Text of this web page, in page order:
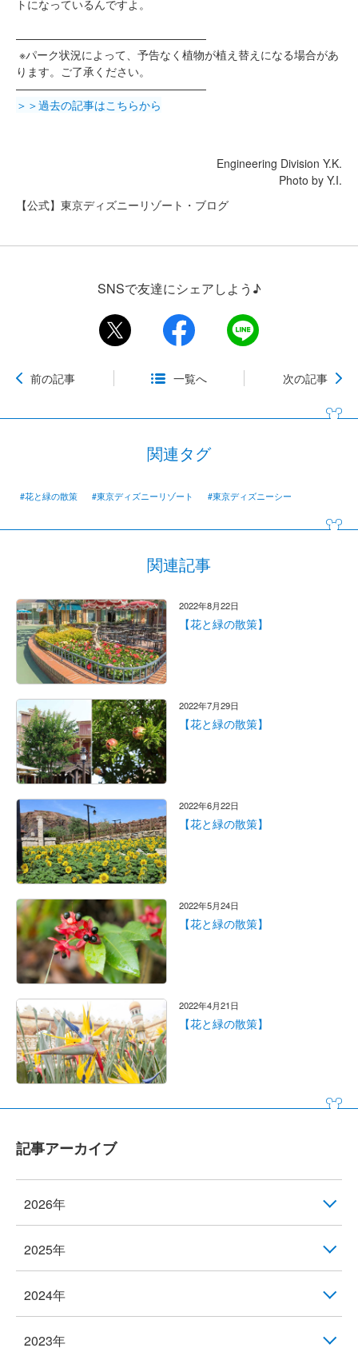
トになっているんですよ。
—————————————————
※パーク状況によって、予告なく植物が植え替えになる場合があ
ります。ご了承ください。
—————————————————
＞＞過去の記事はこちらから
Engineering Division Y.K.
Photo by Y.I.
【公式】東京ディズニーリゾート・ブログ
SNSで友達にシェアしよう♪
前の記事 一覧へ 次の記事
関連タグ
#花と緑の散策 #東京ディズニーリゾート #東京ディズニーシー
関連記事
2022年8月22日
【花と緑の散策】
2022年7月29日
【花と緑の散策】
2022年6月22日
【花と緑の散策】
2022年5月24日
【花と緑の散策】
2022年4月21日
【花と緑の散策】
記事アーカイブ
2026年
2025年
2024年
2023年